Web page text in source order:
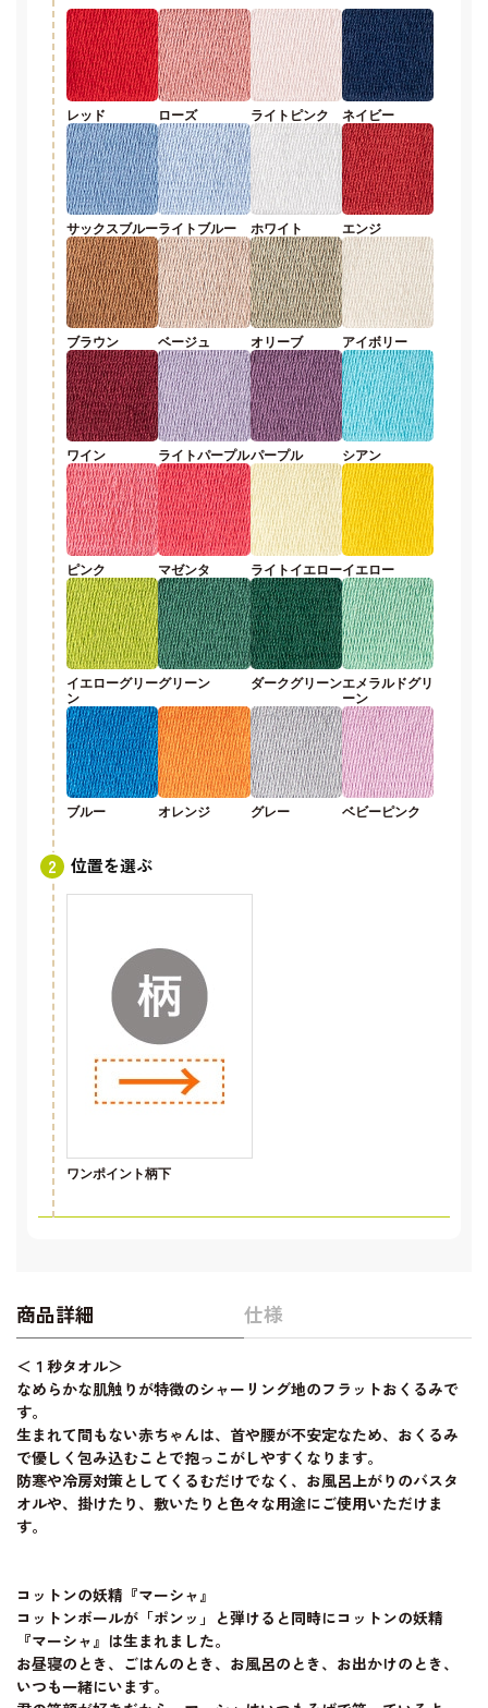
レッド ローズ ライトピンク ネイビー
サックスブルーライトブルー ホワイト エンジ
ブラウン ベージュ オリーブ アイボリー
ワイン ライトパープルパープル シアン
ピンク マゼンタ ライトイエローイエロー
イエローグリー
ン
グリーン ダークグリーンエメラルドグリ
ーン
ブルー オレンジ グレー ベビーピンク
位置を選ぶ
ワンポイント柄下
商品詳細 仕様
＜１秒タオル＞
なめらかな肌触りが特徴のシャーリング地のフラットおくるみで
す。
生まれて間もない赤ちゃんは、首や腰が不安定なため、おくるみ
で優しく包み込むことで抱っこがしやすくなります。
防寒や冷房対策としてくるむだけでなく、お風呂上がりのバスタ
オルや、掛けたり、敷いたりと色々な用途にご使用いただけま
す。
コットンの妖精『マーシャ』
コットンボールが「ポンッ」と弾けると同時にコットンの妖精
『マーシャ』は生まれました。
お昼寝のとき、ごはんのとき、お風呂のとき、お出かけのとき、
いつも一緒にいます。